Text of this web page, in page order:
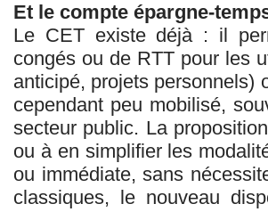
Et le compte épargne-
Le CET existe déjà : il
congés ou de RTT pour les
anticipé, projets personnels)
cependant peu mobilisé,
secteur public. La
ou à en simplifier les
ou immédiate, sans
classiques, le nouveau